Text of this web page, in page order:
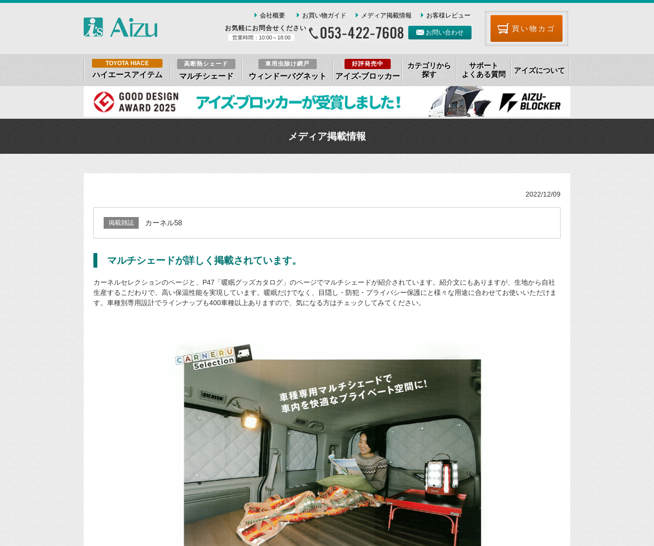
会社概要 お買い物ガイド メディア掲載情報
お客様レビュー
お気軽にお問合せください
営業時間：10:00～18:00
お問い合わせ 買い物カゴ
TOYOTA HIACE
ハイエースアイテム
高断熱シェード
マルチシェード
車用虫除け網戸
ウィンドーバグネット
好評発売中
アイズ-ブロッカー
カテゴリから
探す
サポート
よくある質問
アイズについて
メディア掲載情報
2022/12/09
掲載雑誌 カーネル58
マルチシェードが詳しく掲載されています。
カーネルセレクションのページと、P47「暖眠グッズカタログ」のページでマルチシェードが紹介されています。紹介文にもありますが、生地から自社
生産するこだわりで、高い保温性能を実現しています。暖眠だけでなく、目隠し・防犯・プライバシー保護にと様々な用途に合わせてお使いいただけま
す。車種別専用設計でラインナップも400車種以上ありますので、気になる方はチェックしてみてください。